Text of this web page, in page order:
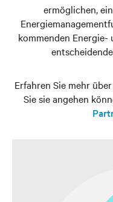
ermöglichen,
kommenden
Erfahren Sie mehr
Sie sie angehen